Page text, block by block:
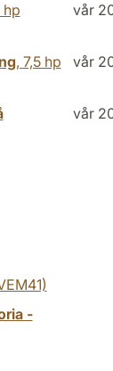
hp
vår
, 7,5 hp
vår
vår
-